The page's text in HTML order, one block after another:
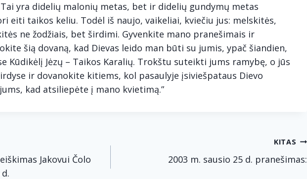
Tai yra didelių malonių metas, bet ir didelių gundymų metas
eiti taikos keliu. Todėl iš naujo, vaikeliai, kviečiu jus: melskitės,
ne žodžiais, bet širdimi. Gyvenkite mano pranešimais ir
šią dovaną, kad Dievas leido man būti su jumis, ypač šiandien,
Kūdikėlį Jėzų – Taikos Karalių. Trokštu suteikti jums ramybę, o jūs
ir dovanokite kitiems, kol pasaulyje įsiviešpataus Dievo
kad atsiliepėte į mano kvietimą.”
Jakovui Čolo
KITAS
2003 m. sausio 25 d. pranešimas: